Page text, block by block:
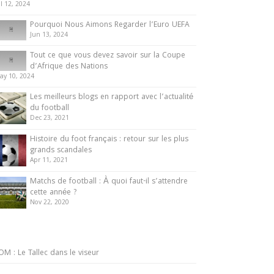
12, 2024
Pourquoi Nous Aimons Regarder l’Euro UEFA
Jun 13, 2024
Tout ce que vous devez savoir sur la Coupe
d’Afrique des Nations
10, 2024
Les meilleurs blogs en rapport avec l’actualité
du football
Dec 23, 2021
Histoire du foot français : retour sur les plus
grands scandales
Apr 11, 2021
Matchs de football : À quoi faut-il s’attendre
cette année ?
Nov 22, 2020
: Le Tallec dans le viseur